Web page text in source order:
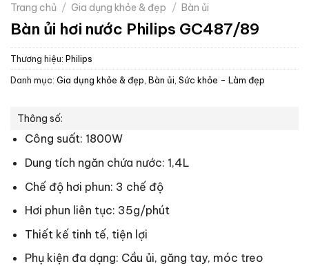
Trang chủ / Gia dụng khỏe & đẹp / Bàn ủi
Bàn ủi hơi nước Philips GC487/89
Thương hiệu: Philips
Danh mục: Gia dụng khỏe & đẹp Bàn ủi Sức khỏe - Làm đẹp
Thông số:
Công suất: 1800W
Dung tích ngăn chứa nước: 1,4L
Chế độ hơi phun: 3 chế độ
Hơi phun liên tục: 35g/phút
Thiết kế tinh tế, tiện lợi
Phụ kiện đa dạng: Cầu ủi, găng tay, móc treo